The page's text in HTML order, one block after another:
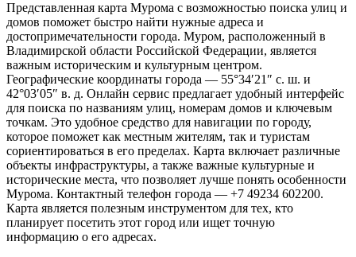
Представленная карта Мурома с возможностью поиска улиц и
домов поможет быстро найти нужные адреса и
достопримечательности города. Муром, расположенный в
Владимирской области Российской Федерации, является
важным историческим и культурным центром.
Географические координаты города — 55°34′21″ с. ш. и
42°03′05″ в. д. Онлайн сервис предлагает удобный интерфейс
для поиска по названиям улиц, номерам домов и ключевым
точкам. Это удобное средство для навигации по городу,
которое поможет как местным жителям, так и туристам
сориентироваться в его пределах. Карта включает различные
объекты инфраструктуры, а также важные культурные и
исторические места, что позволяет лучше понять особенности
Мурома. Контактный телефон города — +7 49234 602200.
Карта является полезным инструментом для тех, кто
планирует посетить этот город или ищет точную
информацию о его адресах.